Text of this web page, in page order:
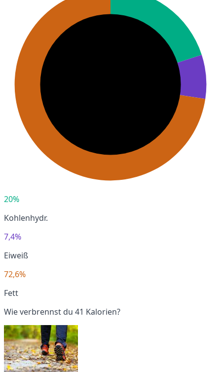
20%
Kohlenhydr.
7,4%
Eiweiß
72,6%
Fett
Wie verbrennst du 41 Kalorien?